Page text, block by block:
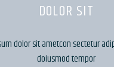
DOLOR SIT
dolor sit ametcon sectetur
doiusmod tempor